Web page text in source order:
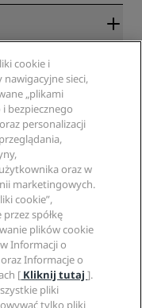
niewolnictwa
cookie i
sieci,
„plikami
bezpiecznego
personalizacji
oraz w
marketingowych.
cookie”,
spółkę
plików cookie
Informacji o
Informacje o
[ Kliknij tutaj].
pliki
tylko pliki